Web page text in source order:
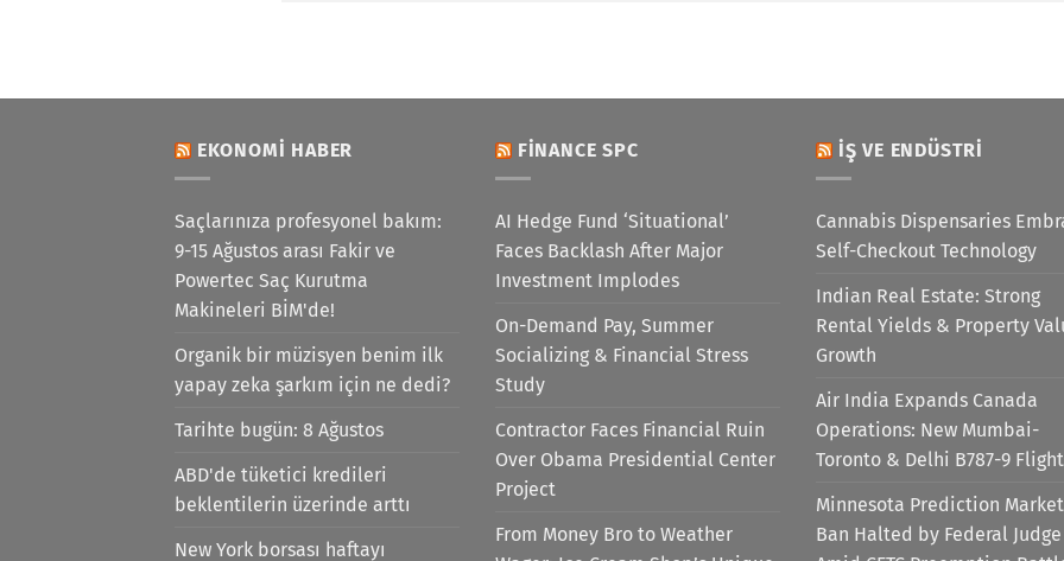
EKONOMI HABER
Saçlarınıza profesyonel bakım:
9-15 Ağustos arası Fakir ve
Powertec Saç Kurutma
Makineleri BİM'de!
Organik bir müzisyen benim ilk
yapay zeka şarkım için ne dedi?
Tarihte bugün: 8 Ağustos
ABD'de tüketici kredileri
beklentilerin üzerinde arttı
New York borsası haftayı
FINANCE SPC
AI Hedge Fund ‘Situational’
Faces Backlash After Major
Investment Implodes
On-Demand Pay, Summer
Socializing & Financial Stress
Study
Contractor Faces Financial Ruin
Over Obama Presidential Center
Project
From Money Bro to Weather
İŞ VE ENDÜSTRI
Cannabis Dispensaries
Self-Checkout Technology
Indian Real Estate: Strong
Rental Yields & Property
Growth
Air India Expands Canada
Operations: New Mumbai-
Toronto & Delhi B787-9
Minnesota Prediction Market
Ban Halted by Federal Judge